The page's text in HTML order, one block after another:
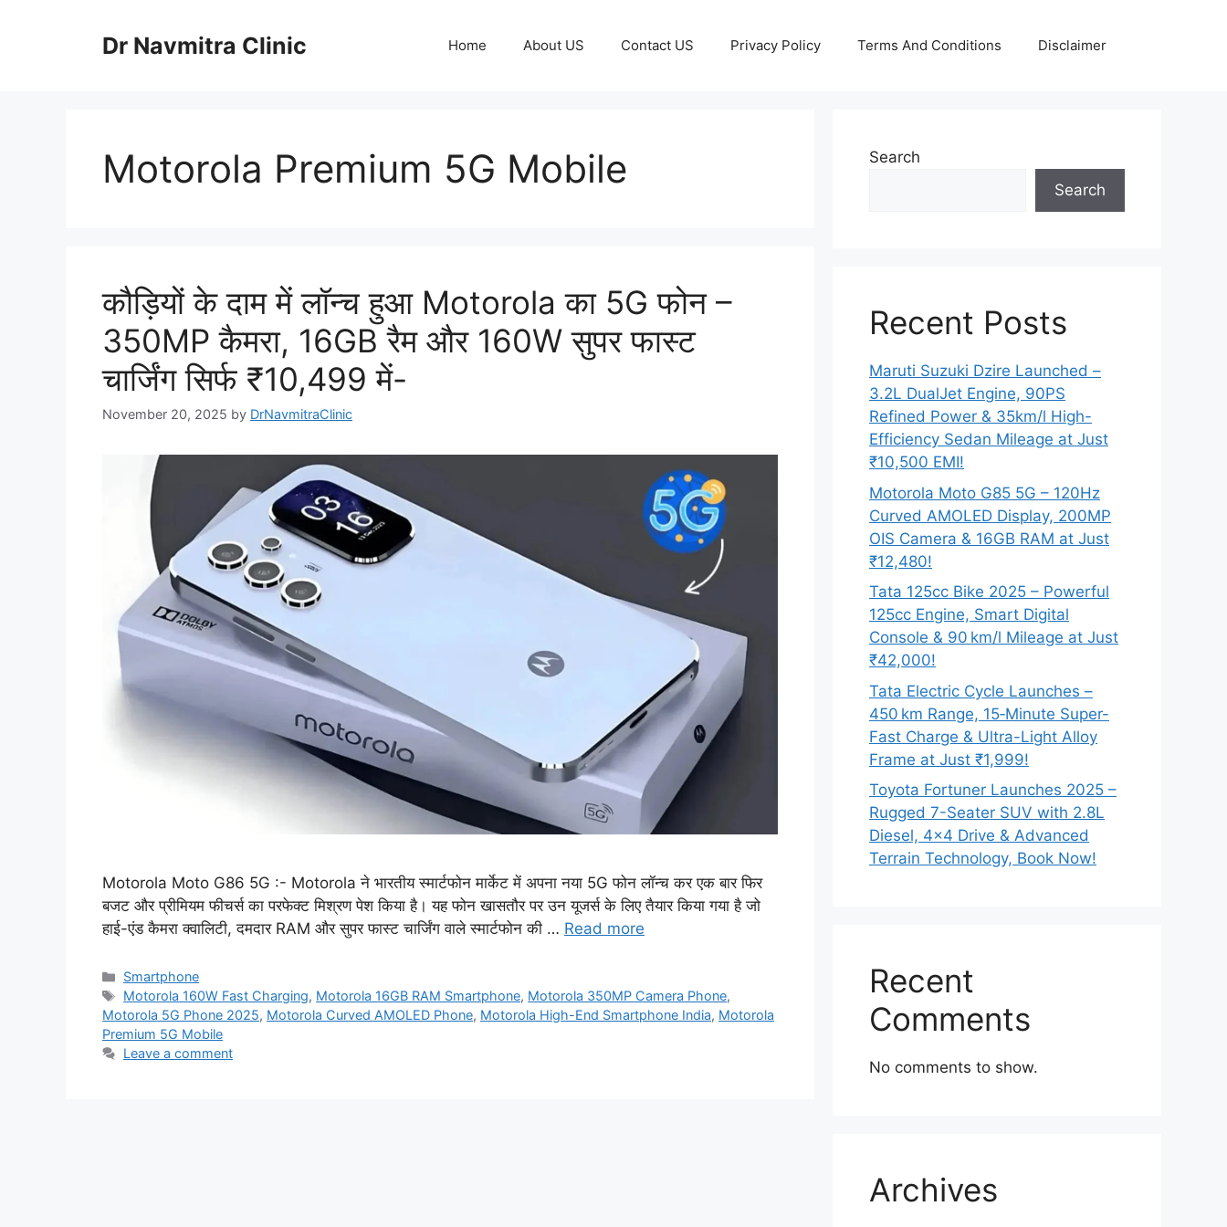
Dr Navmitra Clinic Home About US Contact US Privacy Policy Terms And Conditions Disclaimer
Motorola Premium 5G Mobile
कौड़ियों के दाम में लॉन्च हुआ Motorola का 5G फोन –
350MP कैमरा, 16GB रैम और 160W सुपर फास्ट
चार्जिंग सिर्फ ₹10,499 में-
November 20, 2025 by DrNavmitraClinic
Motorola Moto G86 5G :- Motorola ने भारतीय स्मार्टफोन मार्केट में अपना नया 5G फोन लॉन्च कर एक बार फिर
बजट और प्रीमियम फीचर्स का परफेक्ट मिश्रण पेश किया है। यह फोन खासतौर पर उन यूजर्स के लिए तैयार किया गया है जो
हाई-एंड कैमरा क्वालिटी, दमदार RAM और सुपर फास्ट चार्जिंग वाले स्मार्टफोन की … Read more
Categories
Smartphone
Tags
Motorola 160W Fast Charging, Motorola 16GB RAM Smartphone, Motorola 350MP Camera Phone,
Motorola 5G Phone 2025, Motorola Curved AMOLED Phone, Motorola High-End Smartphone India, Motorola
Premium 5G Mobile
Leave a comment
Search
Search
Recent Posts
Maruti Suzuki Dzire Launched –
3.2L DualJet Engine, 90PS
Refined Power & 35km/l High-
Efficiency Sedan Mileage at Just
₹10,500 EMI!
Motorola Moto G85 5G – 120Hz
Curved AMOLED Display, 200MP
OIS Camera & 16GB RAM at Just
₹12,480!
Tata 125cc Bike 2025 – Powerful
125cc Engine, Smart Digital
Console & 90 km/l Mileage at Just
₹42,000!
Tata Electric Cycle Launches –
450 km Range, 15‑Minute Super-
Fast Charge & Ultra-Light Alloy
Frame at Just ₹1,999!
Toyota Fortuner Launches 2025 –
Rugged 7-Seater SUV with 2.8L
Diesel, 4×4 Drive & Advanced
Terrain Technology, Book Now!
Recent
Comments
No comments to show.
Archives